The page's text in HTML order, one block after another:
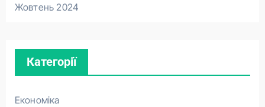
Жовтень 2024
Категорії
Економіка